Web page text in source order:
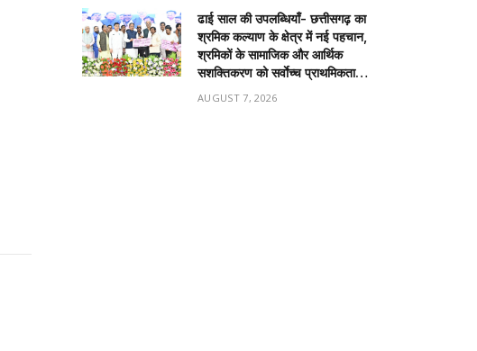
ढाई साल की उपलब्धियाँ- छत्तीसगढ़ का
श्रमिक कल्याण के क्षेत्र में नई पहचान,
श्रमिकों के सामाजिक और आर्थिक
सशक्तिकरण को सर्वाेच्च प्राथमिकता…
AUGUST 7, 2026